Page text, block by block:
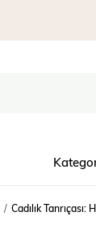
Cadılık Tanrıçası: